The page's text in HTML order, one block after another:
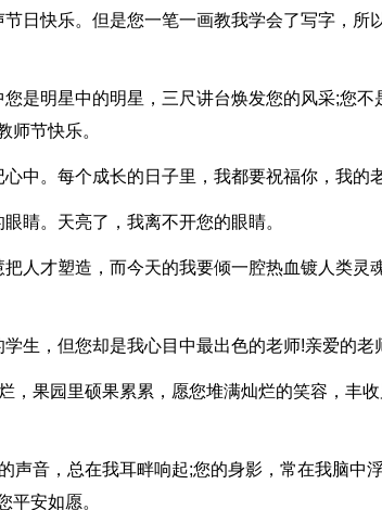
日快乐。但是您一笔一画教我学会了写字，所
是明星中的明星，三尺讲台焕发您的风采;您
师节快乐。
中。每个成长的日子里，我都要祝福你，我的
睛。天亮了，我离不开您的眼睛。
人才塑造，而今天的我要倾一腔热血镀人类灵
生，但您却是我心目中最出色的老师!亲爱的老
，果园里硕果累累，愿您堆满灿烂的笑容，丰
声音，总在我耳畔响起;您的身影，常在我脑
平安如愿。